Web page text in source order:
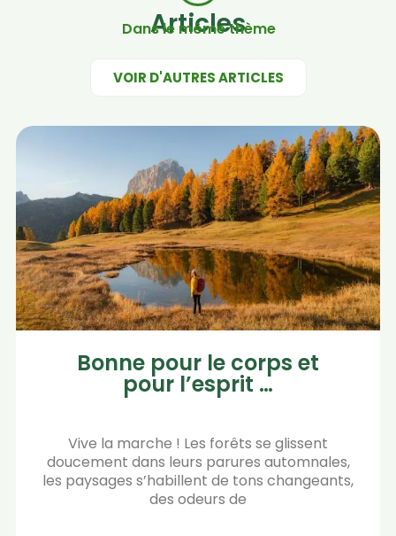
Articles
Dans le même thème
VOIR D'AUTRES ARTICLES
Bonne pour le corps et
pour l’esprit …
Vive la marche ! Les forêts se glissent
doucement dans leurs parures automnales,
les paysages s’habillent de tons changeants,
des odeurs de